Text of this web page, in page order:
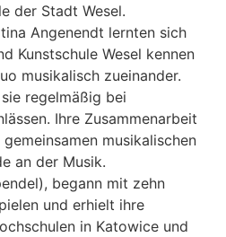
der Stadt Wesel.
Angenendt lernten sich
Kunstschule Wesel kennen
musikalisch zueinander.
regelmäßig bei
Ihre Zusammenarbeit
musikalischen
an der Musik.
begann mit zehn
und erhielt ihre
in Katowice und